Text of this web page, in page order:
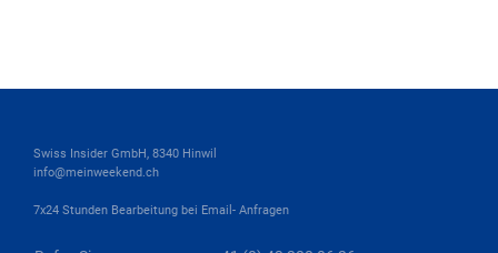
Swiss Insider GmbH, 8340 Hinwil
info@meinweekend.ch
7x24 Stunden Bearbeitung bei Email- Anfragen